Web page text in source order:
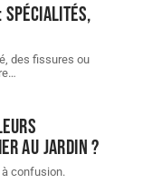
: spécialités,
des fissures ou
…
au jardin ?
à confusion.